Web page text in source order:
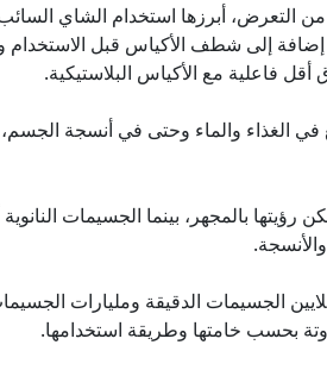
التعرض، أبرزها استخدام الشاي
إضافة إلى شطف الأكياس قبل الاستخدام
فاعلية مع الأكياس البلاستيكية.
في الغذاء والماء وحتى في أنسجة الجسم،
بالمجهر، بينما الجسيمات النانوية
الجسيمات الدقيقة ومليارات الجسيمات
بحسب خامتها وطريقة استخدامها.